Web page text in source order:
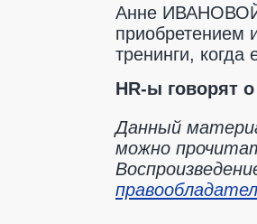
Анне ИВАНОВОЙ
приобретением
тренинги, когда
HR-ы говорят
Данный
можно